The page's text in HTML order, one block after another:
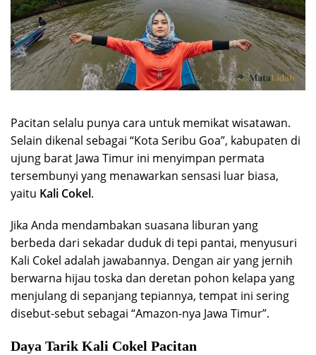
Pacitan selalu punya cara untuk memikat wisatawan.
Selain dikenal sebagai “Kota Seribu Goa”, kabupaten di
ujung barat Jawa Timur ini menyimpan permata
tersembunyi yang menawarkan sensasi luar biasa,
yaitu Kali Cokel.
Jika Anda mendambakan suasana liburan yang
berbeda dari sekadar duduk di tepi pantai, menyusuri
Kali Cokel adalah jawabannya. Dengan air yang jernih
berwarna hijau toska dan deretan pohon kelapa yang
menjulang di sepanjang tepiannya, tempat ini sering
disebut-sebut sebagai “Amazon-nya Jawa Timur”.
Daya Tarik Kali Cokel Pacitan